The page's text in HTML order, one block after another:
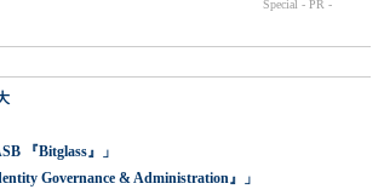
『Bitglass』」
Governance & Administration』」